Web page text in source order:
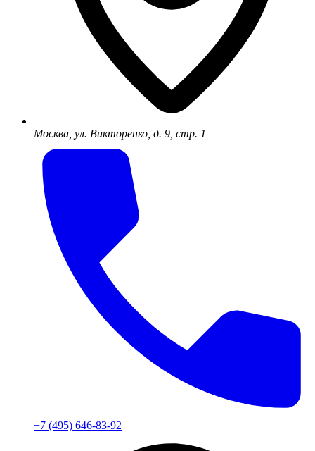
Москва, ул. Викторенко, д. 9, стр. 1
+7 (495) 646-83-92